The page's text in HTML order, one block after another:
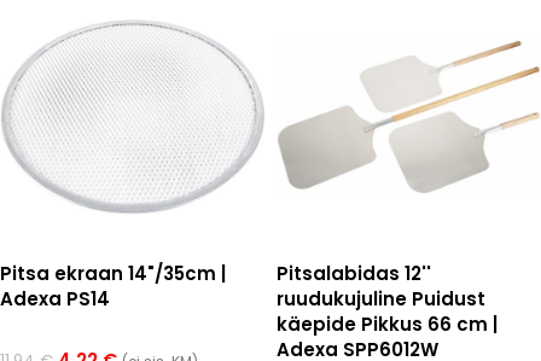
Pitsa ekraan 14"/35cm |
Adexa PS14
Pitsalabidas 12''
ruudukujuline Puidust
käepide Pikkus 66 cm |
Adexa SPP6012W